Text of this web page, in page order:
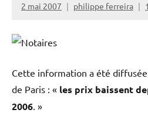
2 mai 2007 philippe ferreira
Cette information a été
de Paris : « les prix baissent
2006 . »